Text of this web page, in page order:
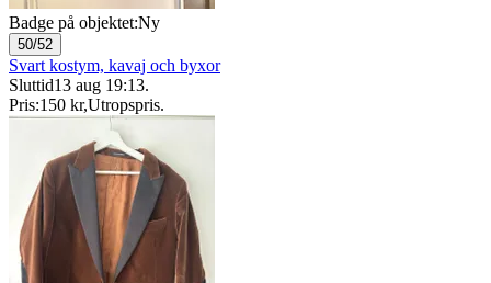
Badge på objektet:Ny
50/52
Svart kostym, kavaj och byxor
Sluttid13 aug 19:13.
Pris:150 kr,Utropspris.